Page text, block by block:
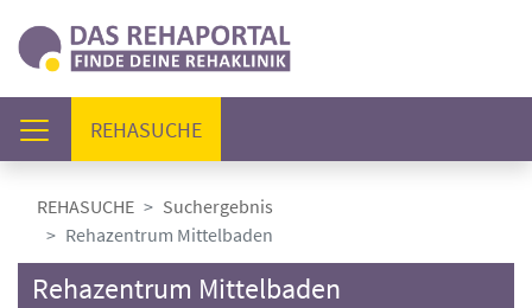
REHASUCHE(AKTUELL)
REHASUCHE
Suchergebnis
Rehazentrum Mittelbaden
Rehazentrum Mittelbaden